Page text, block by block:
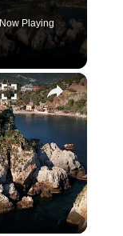
Now Playing
×